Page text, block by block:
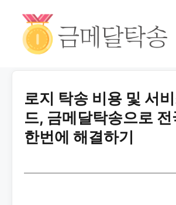
로지 탁송 비용 및 서
드, 금메달탁송으로
한번에 해결하기